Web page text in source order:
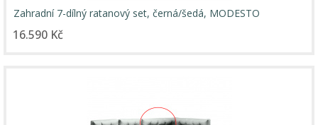
Zahradní 7-dílný ratanový set, černá/šedá, MODESTO
16.590 Kč